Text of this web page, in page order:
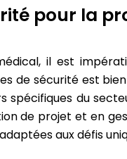
pour la
il est
de sécurité est
spécifiques du
de projet et en
aux défis